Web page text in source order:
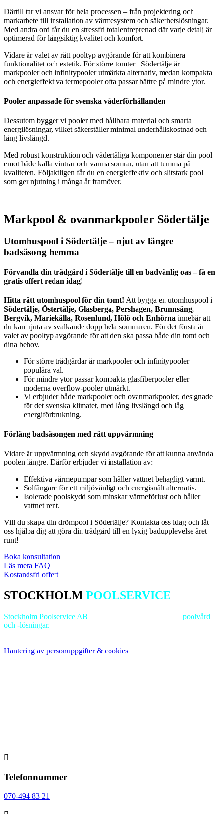
Därtill tar vi ansvar för hela processen – från projektering och
markarbete till installation av värmesystem och säkerhetslösningar.
Med andra ord får du en stressfri totalentreprenad där varje detalj är
optimerad för långsiktig kvalitet och komfort.
Vidare är valet av rätt pooltyp avgörande för att kombinera
funktionalitet och estetik. För större tomter i Södertälje är
markpooler och infinitypooler utmärkta alternativ, medan kompakta
och energieffektiva termopooler ofta passar bättre på mindre ytor.
Pooler anpassade för svenska väderförhållanden
Dessutom bygger vi pooler med hållbara material och smarta
energilösningar, vilket säkerställer minimal underhållskostnad och
lång livslängd.
Med robust konstruktion och vädertåliga komponenter står din pool
emot både kalla vintrar och varma somrar, utan att tumma på
kvaliteten. Följaktligen får du en energieffektiv och slitstark pool
som ger njutning i många år framöver.
Markpool & ovanmarkpooler Södertälje
Utomhuspool i Södertälje – njut av längre
badsäsong hemma
Förvandla din trädgård i Södertälje till en badvänlig oas – få en
gratis offert redan idag!
Hitta rätt utomhuspool för din tomt! Att bygga en utomhuspool i
Södertälje, Östertälje, Glasberga, Pershagen, Brunnsäng,
Bergvik, Mariekälla, Rosenlund, Hölö och Enhörna innebär att
du kan njuta av svalkande dopp hela sommaren. För det första är
valet av pooltyp avgörande för att den ska passa både din tomt och
dina behov.
För större trädgårdar är markpooler och infinitypooler
populära val.
För mindre ytor passar kompakta glasfiberpooler eller
moderna overflow-pooler utmärkt.
Vi erbjuder både markpooler och ovanmarkpooler, designade
för det svenska klimatet, med lång livslängd och låg
energiförbrukning.
Förläng badsäsongen med rätt uppvärmning
Vidare är uppvärmning och skydd avgörande för att kunna använda
poolen längre. Därför erbjuder vi installation av:
Effektiva värmepumpar som håller vattnet behagligt varmt.
Solfångare för ett miljövänligt och energisnålt alternativ.
Isolerade poolskydd som minskar värmeförlust och håller
vattnet rent.
Vill du skapa din drömpool i Södertälje? Kontakta oss idag och låt
oss hjälpa dig att göra din trädgård till en lyxig badupplevelse året
runt!
Boka konsultation
Läs mera FAQ
Kostandsfri offert
STOCKHOLM POOLSERVICE
Stockholm Poolservice AB
poolvård
och -lösningar.
Hantering av personuppgifter & cookies

Telefonnummer
070-494 83 21